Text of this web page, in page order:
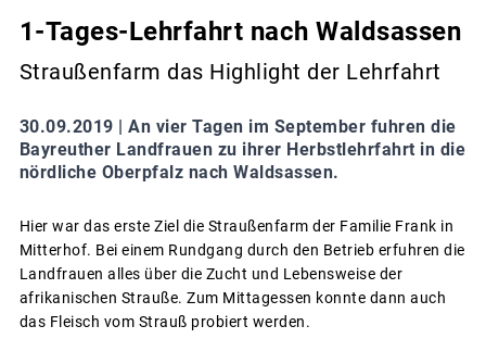
1-Tages-Lehrfahrt nach Waldsassen
Straußenfarm das Highlight der Lehrfahrt
30.09.2019 | An vier Tagen im September fuhren die
Bayreuther Landfrauen zu ihrer Herbstlehrfahrt in die
nördliche Oberpfalz nach Waldsassen.
Hier war das erste Ziel die Straußenfarm der Familie Frank in
Mitterhof. Bei einem Rundgang durch den Betrieb erfuhren die
Landfrauen alles über die Zucht und Lebensweise der
afrikanischen Strauße. Zum Mittagessen konnte dann auch
das Fleisch vom Strauß probiert werden.